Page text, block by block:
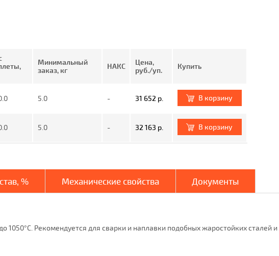
Минимальный
заказ, кг
НАКС
Цена,
руб./уп.
Купить
5.0 - 31 652 р. В корзину
5.0 - 32 163 р. В корзину
% Механические свойства Документы
1050°C. Рекомендуется для сварки и наплавки подобных жаростойких сталей и